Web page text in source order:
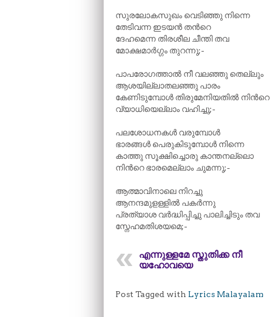
സുരലോകസുഖം വെടിഞ്ഞു നിന്നെ
തേടിവന്ന ഇടയൻ തന്‍റെ
ദേഹമെന്ന തിരശീല ചീന്തി തവ
മോക്ഷമാർഗ്ഗം തുറന്നു;-
പാപരോഗത്താൽ നീ വലഞ്ഞു തെല്ലും
ആശയില്ലാതലഞ്ഞു പാരം
കേണിടുമ്പോൾ തിരുമേനിയതിൽ നിന്‍റെ
വ്യാധിയെല്ലാം വഹിച്ചു;-
പലശോധനകൾ വരുമ്പോൾ
ഭാരങ്ങൾ പെരുകിടുമ്പോൾ നിന്നെ
കാത്തു സൂക്ഷിച്ചൊരു കാന്തനല്ലൊ
നിന്‍റെ ഭാരമെല്ലാം ചുമന്നു;-
ആത്മാവിനാലെ നിറച്ചു
ആനന്ദമുളള്ളിൽ പകർന്നു
പ്രത്യാശ വർദ്ധിപ്പിച്ചു പാലിച്ചിടും തവ
സ്നേഹമതിശയമെ;-
എന്നുള്ളമേ സ്തുതിക്ക നീ
യഹോവയെ
Post Tagged with Lyrics Malayalam